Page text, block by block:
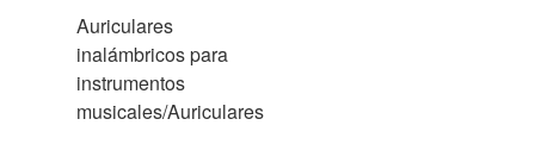
Auriculares
inalámbricos para
instrumentos
musicales/Auriculares